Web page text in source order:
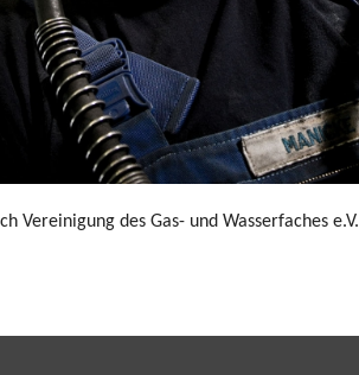
Vereinigung des Gas- und Wasserfaches e.V.